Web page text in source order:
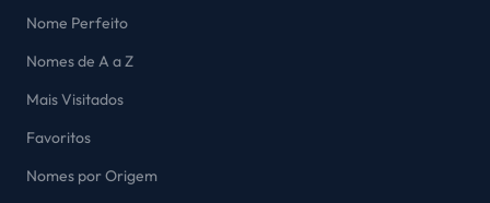
Nome Perfeito
Nomes de A a Z
Mais Visitados
Favoritos
Nomes por Origem